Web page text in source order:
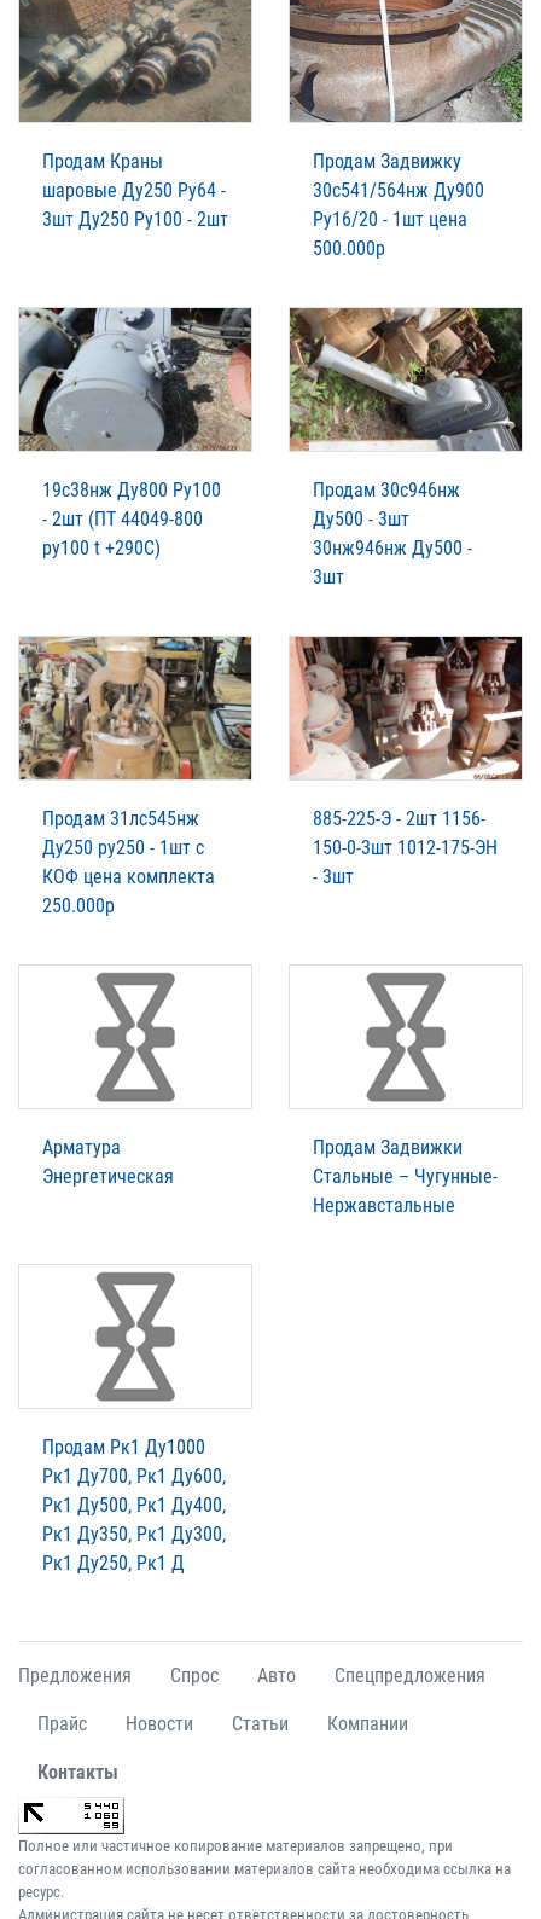
Продам Краны
шаровые Ду250 Ру64 -
3шт Ду250 Ру100 - 2шт
Продам Задвижку
30с541/564нж Ду900
Ру16/20 - 1шт цена
500.000р
19с38нж Ду800 Ру100
- 2шт (ПТ 44049-800
ру100 t +290C)
Продам 30с946нж
Ду500 - 3шт
30нж946нж Ду500 -
3шт
Продам 31лс545нж
Ду250 ру250 - 1шт с
КОФ цена комплекта
250.000р
885-225-Э - 2шт 1156-
150-0-3шт 1012-175-ЭН
- 3шт
Арматура
Энергетическая
Продам Задвижки
Стальные – Чугунные-
Нержавстальные
Продам Рк1 Ду1000
Рк1 Ду700, Рк1 Ду600,
Рк1 Ду500, Рк1 Ду400,
Рк1 Ду350, Рк1 Ду300,
Рк1 Ду250, Рк1 Д
Предложения Спрос Авто Спецпредложения
Прайс Новости Статьи Компании
Контакты
Полное или частичное копирование материалов запрещено, при
согласованном использовании материалов сайта необходима ссылка на
ресурс.
Администрация сайта не несет ответственности за достоверность